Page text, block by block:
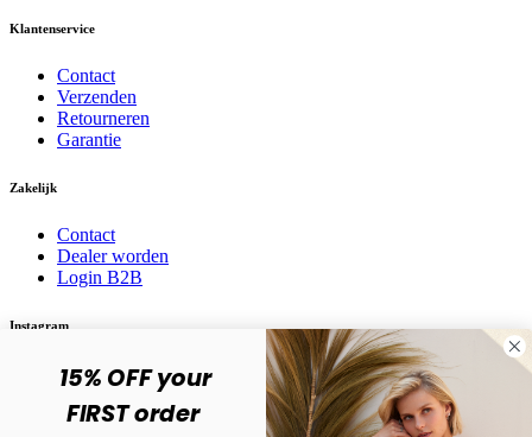
Klantenservice
Contact
Verzenden
Retourneren
Garantie
Zakelijk
Contact
Dealer worden
Login B2B
Instagram
Volg ons op social media! @karma.jewelry
15% OFF your
FIRST order